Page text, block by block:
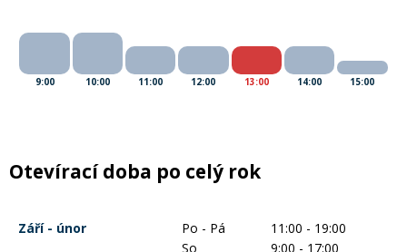
Rukavice na kolo
9:00 10:00 11:00 12:00 13:00 14:00 15:00
Otevírací doba po celý rok
Září - únor Po - Pá
11:00 - 19:00
So
9:00 - 17:00